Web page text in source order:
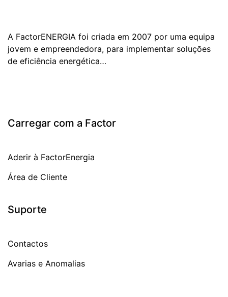
A FactorENERGIA foi criada em 2007 por uma equipa
jovem e empreendedora, para implementar soluções
de eficiência energética…
Carregar com a Factor
Aderir à FactorEnergia
Área de Cliente
Suporte
Contactos
Avarias e Anomalias